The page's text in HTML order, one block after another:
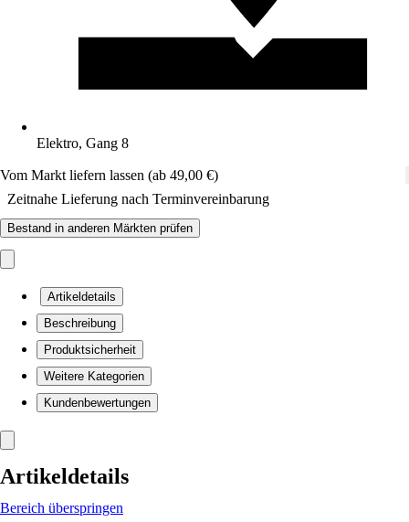
Elektro, Gang 8
Vom Markt liefern lassen (ab 49,00 €)
Zeitnahe Lieferung nach Terminvereinbarung
Bestand in anderen Märkten prüfen
Artikeldetails
Beschreibung
Produktsicherheit
Weitere Kategorien
Kundenbewertungen
Artikeldetails
Bereich überspringen